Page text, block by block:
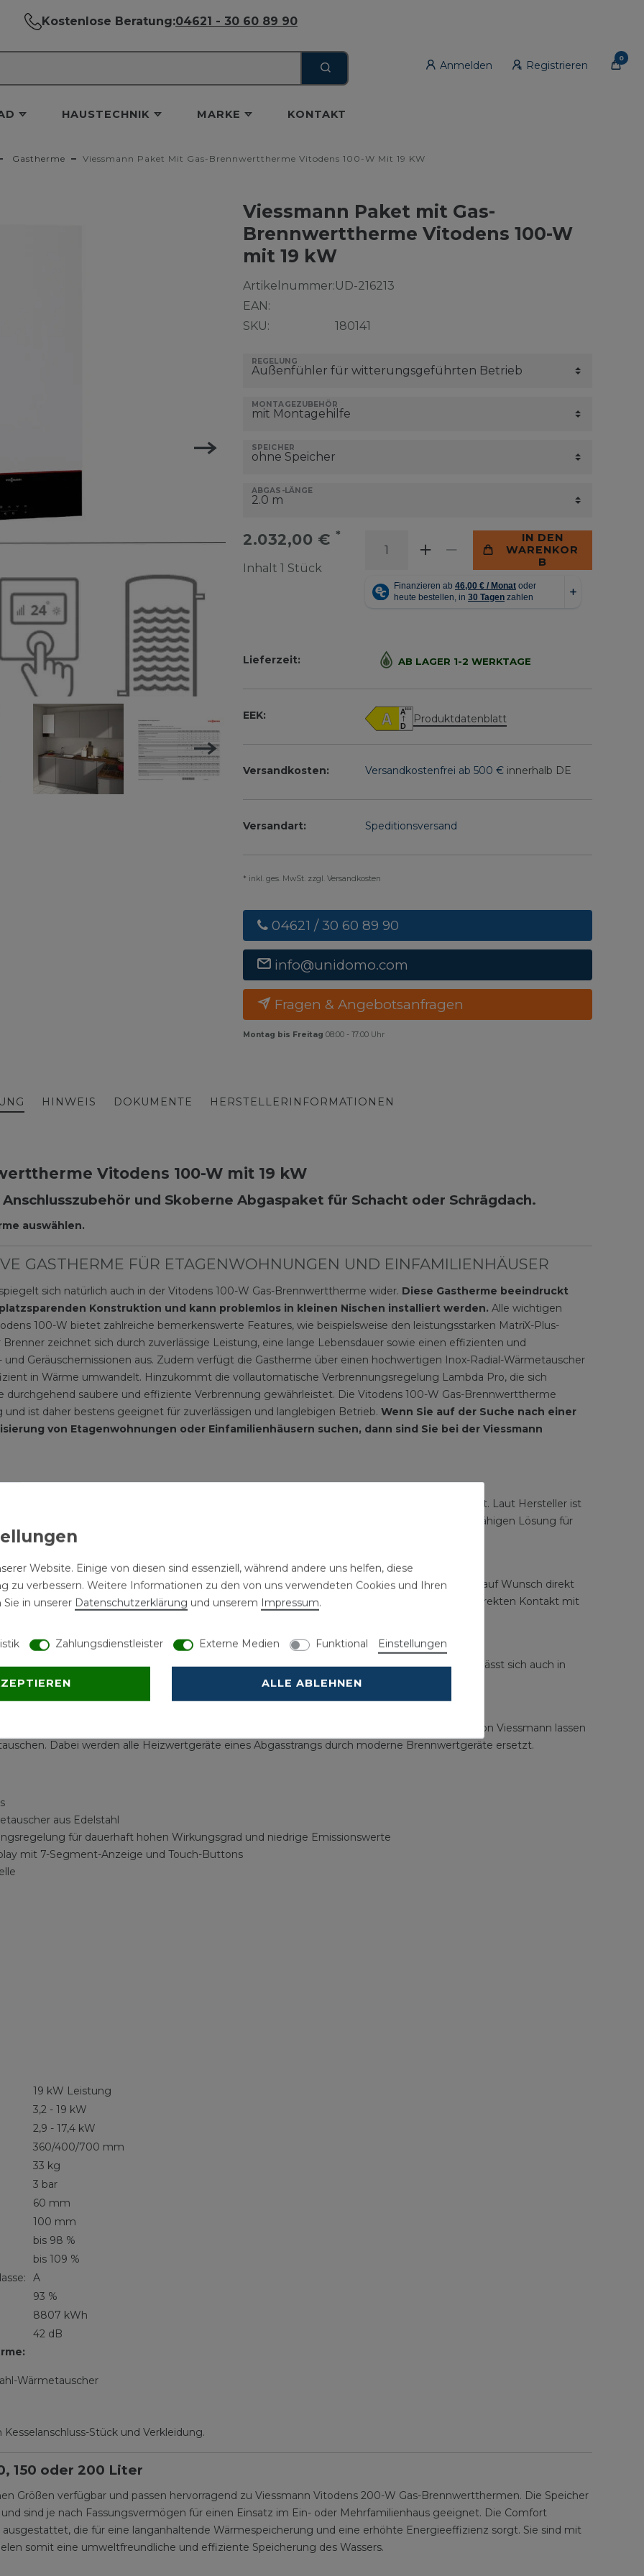
Kostenlose Beratung:04621 - 30 60 89 90
Anmelden Registrieren
0
HAUSTECHNIK MARKE KONTAKT
Gastherme Viessmann Paket Mit Gas-Brennwerttherme Vitodens 100-W Mit 19 KW
Viessmann Paket mit Gas-
Brennwerttherme Vitodens 100-W
mit 19 kW
Artikelnummer:
EAN:
SKU:
UD-216213
180141
REGELUNG
MONTAGEZUBEHÖR
SPEICHER
ABGAS-LÄNGE
2.032,00 € *
Inhalt 1 Stück
IN DEN
WARENKOR
B
Lieferzeit: AB LAGER 1-2 WERKTAGE
EEK: Produktdatenblatt
Versandkosten: Versandkostenfrei ab 500 € innerhalb DE
Versandart: Speditionsversand
* inkl. ges. MwSt. zzgl. Versandkosten
04621 / 30 60 89 90
info@unidomo.com
Fragen & Angebotsanfragen
Montag bis Freitag 08:00 - 17:00 Uhr
HINWEIS DOKUMENTE HERSTELLERINFORMATIONEN
Vitodens 100-W mit 19 kW
und Skoberne Abgaspaket für Schacht oder Schrägdach.
auswählen.
GASTHERME FÜR ETAGENWOHNUNGEN UND EINFAMILIENHÄUSER
sich natürlich auch in der Vitodens 100-W Gas-Brennwerttherme wider. Diese Gastherme beeindruckt
Konstruktion und kann problemlos in kleinen Nischen installiert werden. Alle wichtigen
100-W bietet zahlreiche bemerkenswerte Features, wie beispielsweise den leistungsstarken MatriX-Plus-
zeichnet sich durch zuverlässige Leistung, eine lange Lebensdauer sowie einen effizienten und
Geräuschemissionen aus. Zudem verfügt die Gastherme über einen hochwertigen Inox-Radial-Wärmetauscher
in Wärme umwandelt. Hinzukommt die vollautomatische Verbrennungsregelung Lambda Pro, die sich
durchgehend saubere und effiziente Verbrennung gewährleistet. Die Vitodens 100-W Gas-Brennwerttherme
ist daher bestens geeignet für zuverlässigen und langlebigen Betrieb. Wenn Sie auf der Suche nach einer
von Etagenwohnungen oder Einfamilienhäusern suchen, dann sind Sie bei der Viessmann
Gas-Brennwerttherme, sondern auch mit Blick auf zukünftige Anforderungen interessant. Laut Hersteller ist
freigegeben. Das macht die Vitodens 100-W zu einer zukunftsfähigen Lösung für
Energieeinsparung, Komfort und Sicherheit mit ViCare
Viessmann One Base hat eine integrierte WLAN-Schnittstelle. Diese verbindet die Heizung auf Wunsch direkt
der Heizung ganz einfach und intuitiv. Sie stellt die Weichen zu digitalen Services und ist im direkten Kontakt mit
werden über die neue hinterleuchtete LCD-Touch-Bedienung geregelt. Das Display lässt sich auch in
führt meist zu aufwändigen Sanierungen. Mit Vitodens Gas-Brennwertthermen von Viessmann lassen
Dabei werden alle Heizwertgeräte eines Abgasstrangs durch moderne Brennwertgeräte ersetzt.
aus Edelstahl
für dauerhaft hohen Wirkungsgrad und niedrige Emissionswerte
mit 7-Segment-Anzeige und Touch-Buttons
19 kW Leistung
3,2 - 19 kW
2,9 - 17,4 kW
360/400/700 mm
33 kg
3 bar
60 mm
100 mm
bis 98 %
bis 109 %
A
93 %
8807 kWh
42 dB
Wärmetauscher
Stück und Verkleidung.
150 oder 200 Liter
Größen verfügbar und passen hervorragend zu Viessmann Vitodens 200-W Gas-Brennwertthermen. Die Speicher
sind je nach Fassungsvermögen für einen Einsatz im Ein- oder Mehrfamilienhaus geeignet. Die Comfort
die für eine langanhaltende Wärmespeicherung und eine erhöhte Energieeffizienz sorgt. Sie sind mit
somit eine umweltfreundliche und effiziente Speicherung des Wassers.
Website. Einige von diesen sind essenziell, während andere uns helfen, diese
zu verbessern. Weitere Informationen zu den von uns verwendeten Cookies und Ihren
in unserer Daten­schutz­erklärung und unserem Impressum.
Zahlungsdienstleister Externe Medien Funktional Einstellungen
ALLE ABLEHNEN